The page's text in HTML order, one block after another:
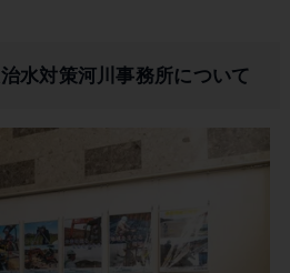
水対策河川事務所について